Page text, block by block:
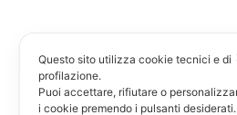
Questo sito utilizza cookie tecnici e di
profilazione.
Puoi accettare, rifiutare o
i cookie premendo i pulsanti